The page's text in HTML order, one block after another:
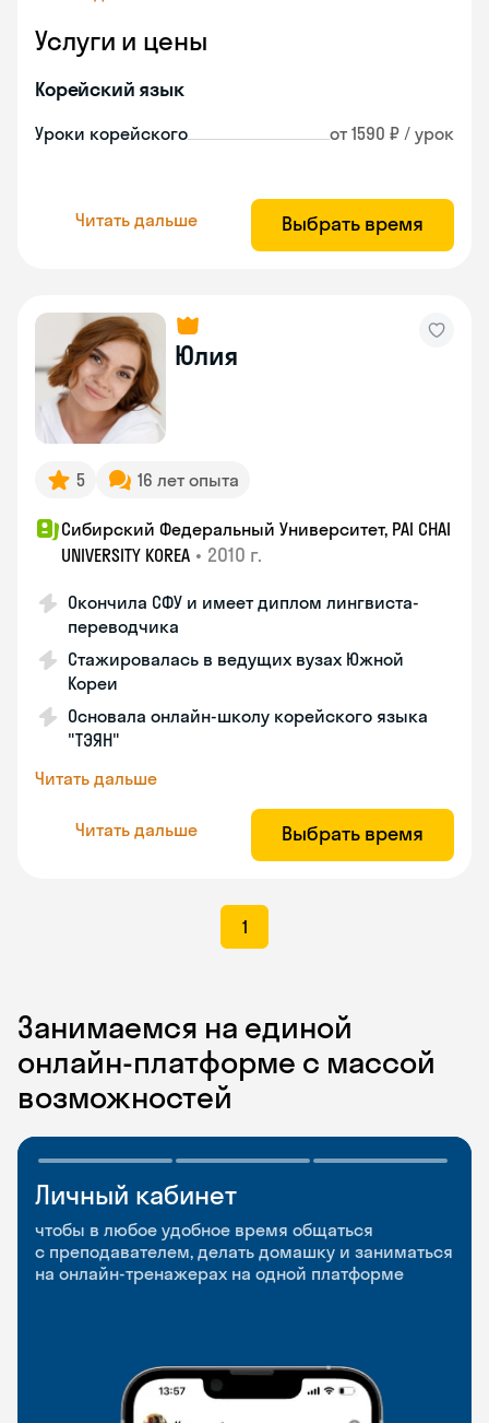
Услуги и цены
Корейский язык
Уроки корейского от 1590 ₽ / урок
Читать дальше Выбрать время
Юлия
5 16 лет опыта
Сибирский Федеральный Университет, PAI CHAI
UNIVERSITY KOREA • 2010 г.
Окончила СФУ и имеет диплом лингвиста-
переводчика
Стажировалась в ведущих вузах Южной
Кореи
Основала онлайн-школу корейского языка
"ТЭЯН"
Читать дальше
Читать дальше Выбрать время
1
Занимаемся на единой
онлайн-платформе с массой
возможностей
Личный кабинет
чтобы в любое удобное время общаться
с преподавателем, делать домашку и заниматься
на онлайн-тренажерах на одной платформе
Мобильное
приложение
чтобы заниматься и изучать новые слова где
и когда удобно
Разговорные клубы
и Talks
Групповые занятия для разговорной практики
и индивидуальные встречи с преподавателями